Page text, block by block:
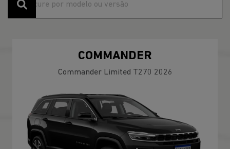
COMMANDER
Commander Limited T270 2026